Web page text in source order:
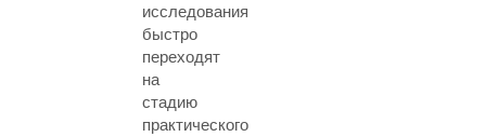
исследования
быстро
переходят
на
стадию
практического